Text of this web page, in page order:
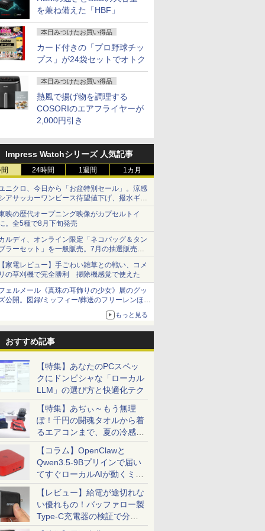
を兼ね備えた「HBF」
本日みつけたお買い得品
カード付きの「プロ野球チッ
プス」が24袋セットでオトク
本日みつけたお買い得品
熱風で揚げ物を調理する
COSORIのエアフライヤーが
2,000円引き
Impress Watchシリーズ 人気記事
24時間 1週間 1カ月
ニクロ、今日から「お盆特別セール」。涼感
アサッカーワンピース待望値下げ、撥水ギア
ョーツは1990円に
映の歴代オープニング映像がカプセルトイ
。全5種で8月下旬発売
ルディ、オンライン限定「ネコバッグ＆タン
ラーセット」を一般販売。7月の抽選販売の
選無効分
家電レビュー】手ごわい雑草との戦い、コメ
の草刈機で完全勝利 掃除機感覚で使えた
ェルメール《真珠の耳飾りの少女》展のグッ
公開。図録/ミッフィー/葬送のフリーレンほ
もっと見る
おすすめ記事
【特集】あなたのPCスペッ
クにドンピシャな「ローカル
LLM」の選び方と快適化テク
【特集】あぢぃ～もう無理
ぽ！千円の闘魂タオルから着
るエアコンまで、夏の冷感グ
ッズ一挙紹介
【コラム】OpenClawと
Qwen3.5-9Bプリインで届い
てすぐローカルAIが動くミニ
PC「SER9 Pro」
【レビュー】給電が途切れな
い優れもの！バッファロー製
Type-C充電器の検証で分か
ったこと